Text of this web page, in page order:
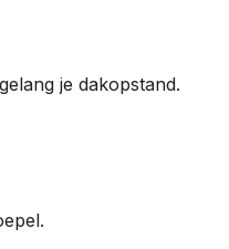
je dakopstand.